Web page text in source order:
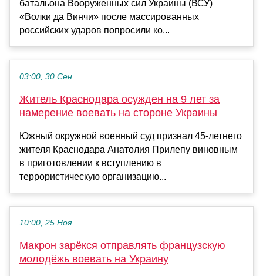
батальона Вооруженных сил Украины (ВСУ)
«Волки да Винчи» после массированных
российских ударов попросили ко...
03:00, 30 Сен
Житель Краснодара осужден на 9 лет за
намерение воевать на стороне Украины
Южный окружной военный суд признал 45-летнего
жителя Краснодара Анатолия Прилепу виновным
в приготовлении к вступлению в
террористическую организацию...
10:00, 25 Ноя
Макрон зарёкся отправлять французскую
молодёжь воевать на Украину